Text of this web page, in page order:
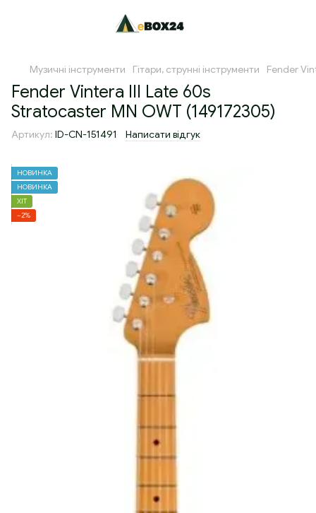
Музичні інструменти Гітари, струнні інструменти Fender
Fender Vintera III Late 60s
Stratocaster MN OWT (149172305)
Артикул: ID-CN-151491 Написати відгук
НОВИНКА
НОВИНКА
ХІТ
−2%